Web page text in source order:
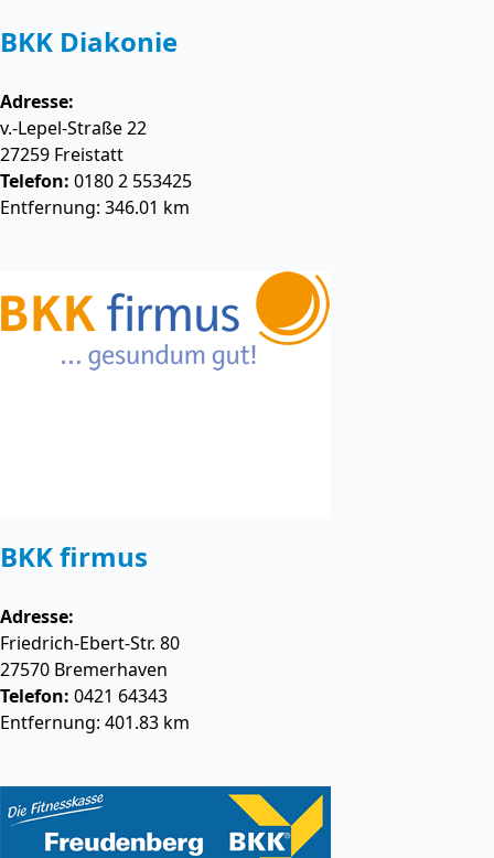
BKK Diakonie
Adresse:
v.-Lepel-Straße 22
27259 Freistatt
Telefon: 0180 2 553425
Entfernung: 346.01 km
BKK firmus
Adresse:
Friedrich-Ebert-Str. 80
27570 Bremerhaven
Telefon: 0421 64343
Entfernung: 401.83 km